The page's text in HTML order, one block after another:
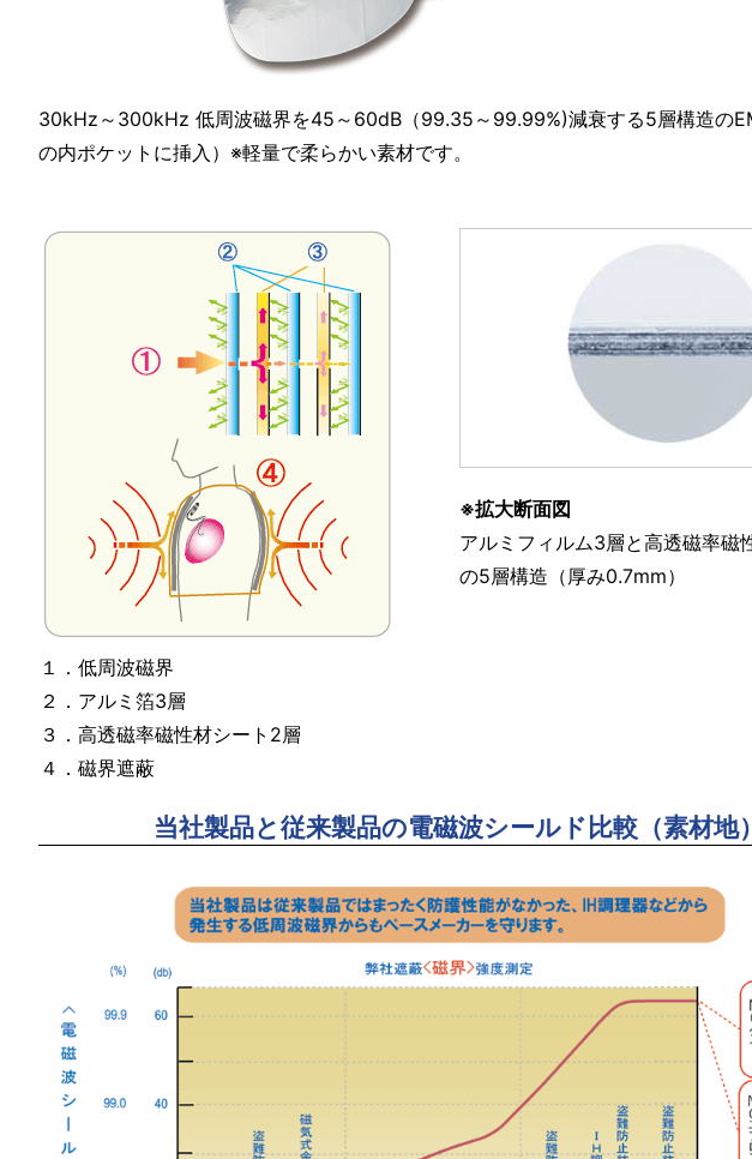
30kHz～300kHz 低周波磁界を45～60dB（99.35～99.99%)減衰する5層構造の
の内ポケットに挿入）※軽量で柔らかい素材です。
１．低周波磁界
２．アルミ箔3層
３．高透磁率磁性材シート2層
４．磁界遮蔽
※拡大断面図
アルミフィルム3層と高透磁率磁
の5層構造（厚み0.7mm）
当社製品と従来製品の電磁波シールド比較（素材地）